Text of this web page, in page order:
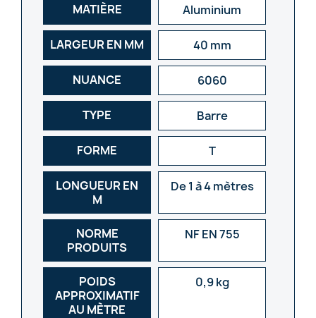
MATIÈRE Aluminium
LARGEUR EN MM 40 mm
NUANCE 6060
TYPE Barre
FORME T
LONGUEUR EN
M
De 1 à 4 mètres
NORME
PRODUITS
NF EN 755
POIDS
APPROXIMATIF
AU MÈTRE
0,9 kg